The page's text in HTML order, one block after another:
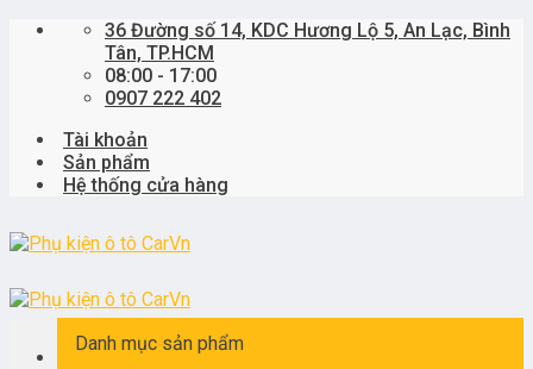
Skip
36 Đường số 14, KDC Hương Lộ 5, An Lạc, Bình
Tân, TP.HCM
08:00 - 17:00
0907 222 402
Tài khoản
Sản phẩm
Hệ thống cửa hàng
Danh mục sản phẩm